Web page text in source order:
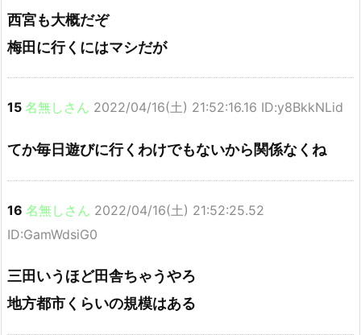
西宮も大概だぞ
梅田に行くにはマシだが
15 名無しさん 2022/04/16(土) 21:52:16.16 ID:y8BkkNLid
てか毎日遊びに行くわけでもないから関係なくね
16 名無しさん 2022/04/16(土) 21:52:25.52
ID:GamWdsiG0
三田いうほど田舎ちゃうやろ
地方都市くらいの規模はある